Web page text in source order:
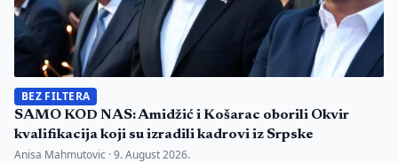
BEZ FILTERA
SAMO KOD NAS: Amidžić i Košarac oborili Okvir
kvalifikacija koji su izradili kadrovi iz Srpske
Anisa Mahmutovic ·9. August 2026.